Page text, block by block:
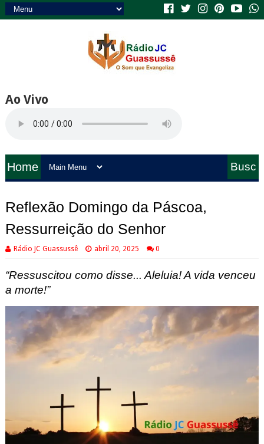
Ao Vivo
Home
Busc
Reflexão Domingo da Páscoa,
Ressurreição do Senhor
Rádio JC Guassussê abril 20, 2025 0
“Ressuscitou como disse... Aleluia! A vida venceu
a morte!”